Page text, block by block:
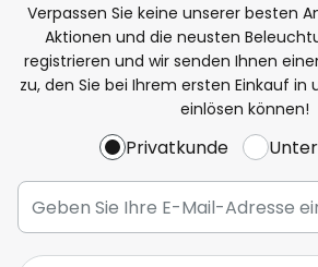
Verpassen Sie keine unserer besten
Aktionen und die neusten
registrieren und wir senden Ihnen
zu, den Sie bei Ihrem ersten Einkauf in
einlösen können!
Privatkunde